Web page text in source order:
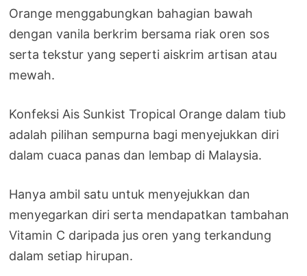
Orange menggabungkan bahagian bawah
dengan vanila berkrim bersama riak oren sos
serta tekstur yang seperti aiskrim artisan atau
mewah.
Konfeksi Ais Sunkist Tropical Orange dalam tiub
adalah pilihan sempurna bagi menyejukkan diri
dalam cuaca panas dan lembap di Malaysia.
Hanya ambil satu untuk menyejukkan dan
menyegarkan diri serta mendapatkan tambahan
Vitamin C daripada jus oren yang terkandung
dalam setiap hirupan.